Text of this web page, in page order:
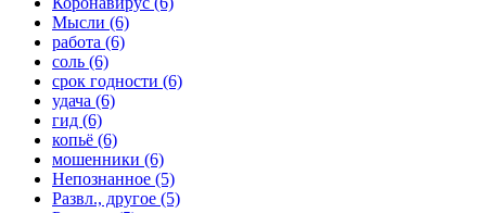
Мысли (6)
работа (6)
соль (6)
срок годности (6)
удача (6)
гид (6)
копьё (6)
мошенники (6)
Непознанное (5)
Развл., другое (5)